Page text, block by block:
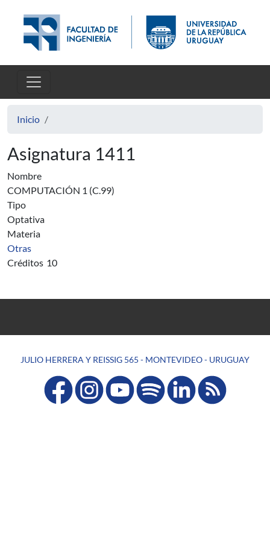
Inicio
Asignatura 1411
Nombre
COMPUTACIÓN 1 (C.99)
Tipo
Optativa
Materia
Otras
Créditos 10
JULIO HERRERA Y REISSIG 565 - MONTEVIDEO - URUGUAY